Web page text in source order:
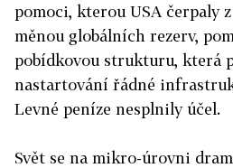
pomoci, kterou USA čerpaly
měnou globálních rezerv,
pobídkovou strukturu, která
nastartování řádné
Levné peníze nesplnily účel.
Svět se na mikro-úrovni